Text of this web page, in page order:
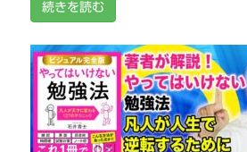
続きを読む